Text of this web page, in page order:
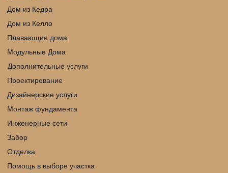
Дом из Кедра
Дом из Келло
Плавающие дома
Модульные Дома
Дополнительные услуги
Проектирование
Дизайнерские услуги
Монтаж фундамента
Инженерные сети
Забор
Отделка
Помощь в выборе участка